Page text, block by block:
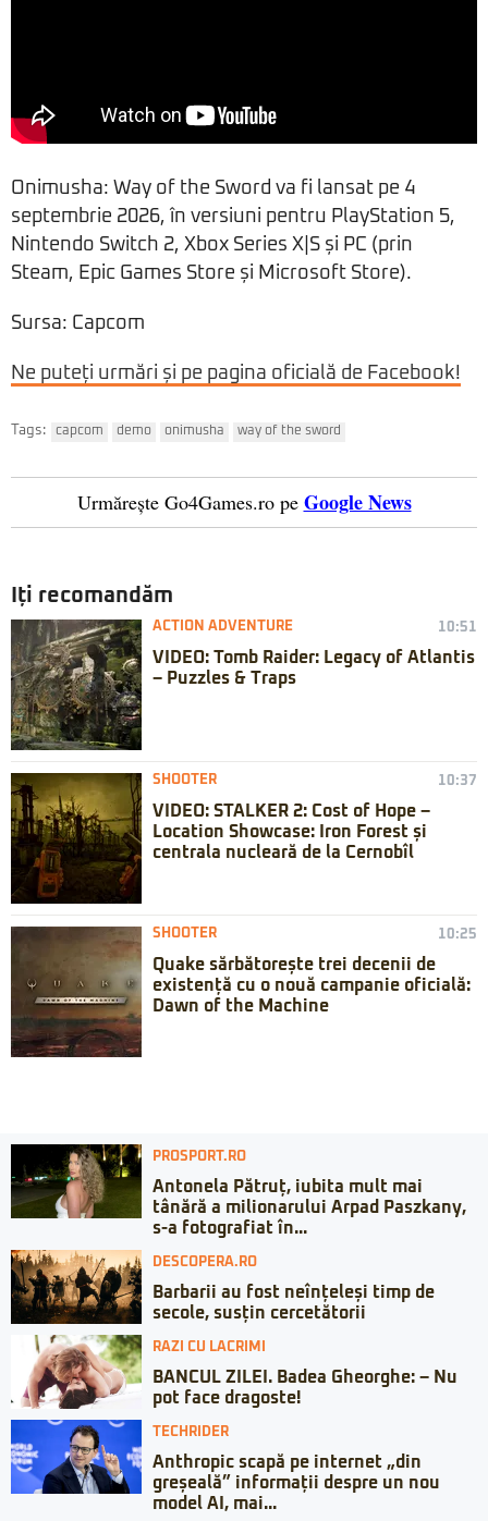
Onimusha: Way of the Sword va fi lansat pe 4
septembrie 2026, în versiuni pentru PlayStation 5,
Nintendo Switch 2, Xbox Series X|S și PC (prin
Steam, Epic Games Store și Microsoft Store).
Sursa: Capcom
Ne puteți urmări și pe pagina oficială de Facebook!
Tags: capcom demo onimusha way of the sword
Urmărește Go4Games.ro pe Google News
Iți recomandăm
ACTION ADVENTURE 10:51
VIDEO: Tomb Raider: Legacy of Atlantis
– Puzzles & Traps
SHOOTER 10:37
VIDEO: STALKER 2: Cost of Hope –
Location Showcase: Iron Forest și
centrala nucleară de la Cernobîl
SHOOTER 10:25
Quake sărbătorește trei decenii de
existență cu o nouă campanie oficială:
Dawn of the Machine
PROSPORT.RO
Antonela Pătruț, iubita mult mai
tânără a milionarului Arpad Paszkany,
s-a fotografiat în...
DESCOPERA.RO
Barbarii au fost neînțeleși timp de
secole, susțin cercetătorii
RAZI CU LACRIMI
BANCUL ZILEI. Badea Gheorghe: – Nu
pot face dragoste!
TECHRIDER
Anthropic scapă pe internet „din
greșeală” informații despre un nou
model AI, mai...